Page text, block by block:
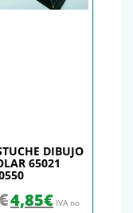
16,77€.
DIBUJO
65021
El precio original era: 6,38€.
4,85€El precio actual
IVA no